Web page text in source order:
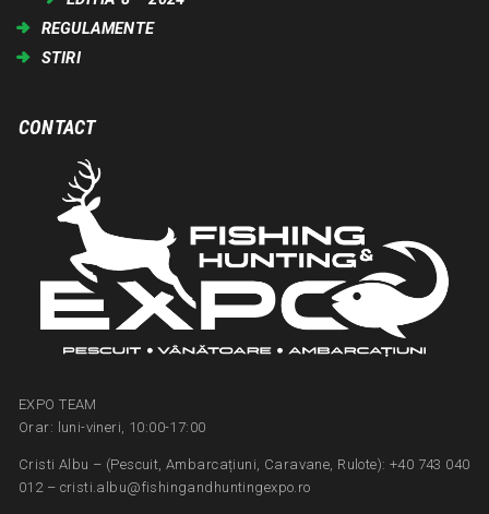
REGULAMENTE
STIRI
CONTACT
EXPO TEAM
Orar: luni-vineri, 10:00-17:00
Cristi Albu – (Pescuit, Ambarcațiuni, Caravane, Rulote): +40 743 040
012 – cristi.albu@fishingandhuntingexpo.ro